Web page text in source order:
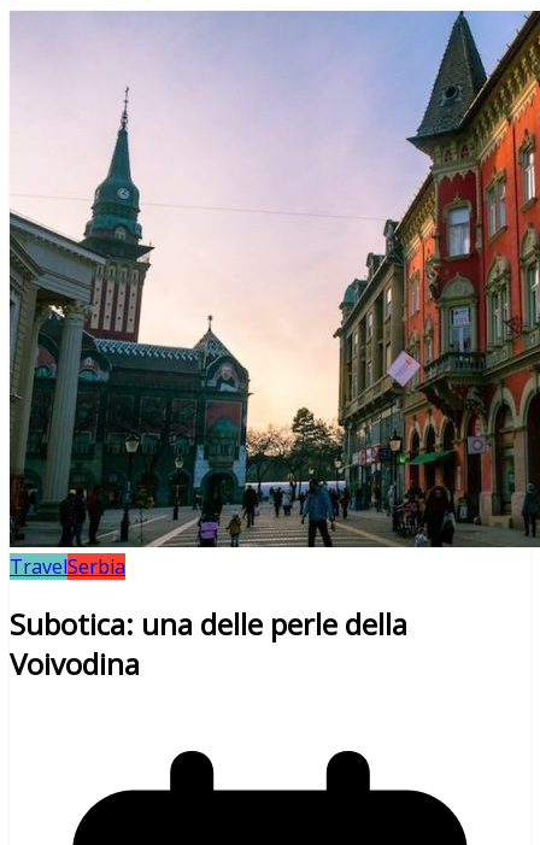
TravelSerbia
Subotica: una delle perle della
Voivodina